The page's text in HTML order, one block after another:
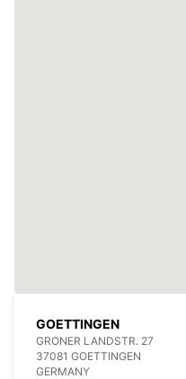
GOETTINGEN
GRONER LANDSTR. 27
37081 GOETTINGEN
GERMANY